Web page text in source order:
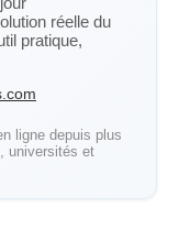
réelle du
pratique,
ligne depuis plus
universités et